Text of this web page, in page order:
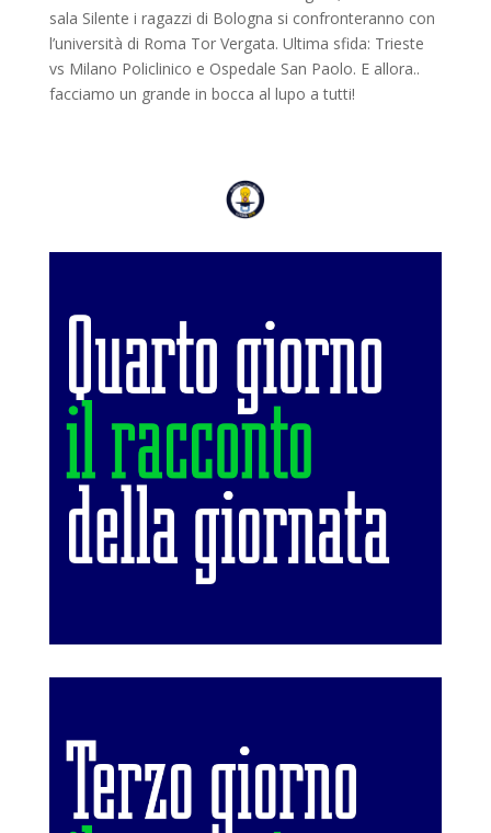
sala Silente i ragazzi di Bologna si confronteranno con
l’università di Roma Tor Vergata. Ultima sfida: Trieste
vs Milano Policlinico e Ospedale San Paolo. E allora..
facciamo un grande in bocca al lupo a tutti!